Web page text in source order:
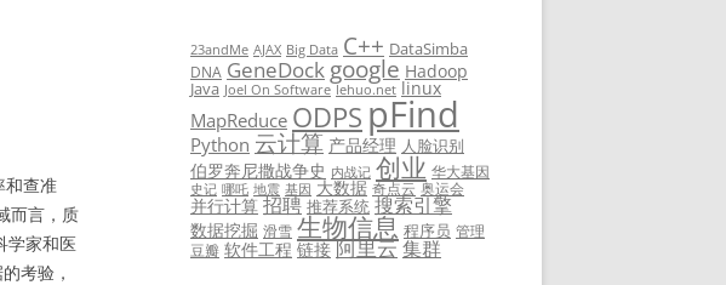
查准
而言，质
学家和医
考验，
23andMe AJAX Big Data C++ DataSimba
DNA GeneDock google Hadoop
Java Joel On Software lehuo.net linux
MapReduce ODPS pFind
Python 云计算 产品经理 人脸识别
伯罗奔尼撒战争史 内战记 创业 华大基因
史记 哪吒 地震 基因 大数据 奇点云 奥运会
并行计算 招聘 推荐系统 搜索引擎
数据挖掘 滑雪 生物信息 程序员 管理
豆瓣 软件工程 链接 阿里云集群